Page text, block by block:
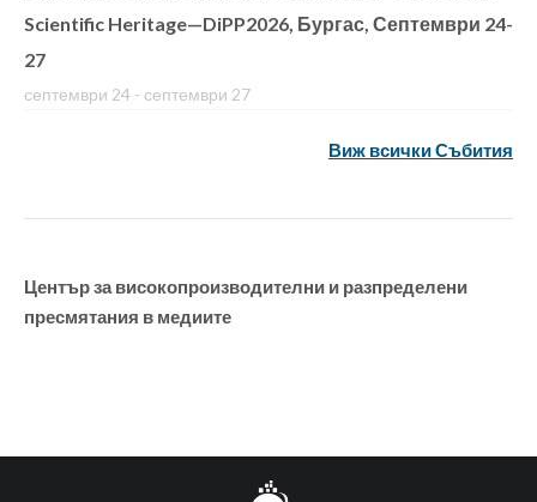
Scientific Heritage—DiPP2026, Бургас, Септември 24-
27
септември 24 - септември 27
Виж всички Събития
Център за високопроизводителни и разпределени
пресмятания в медиите